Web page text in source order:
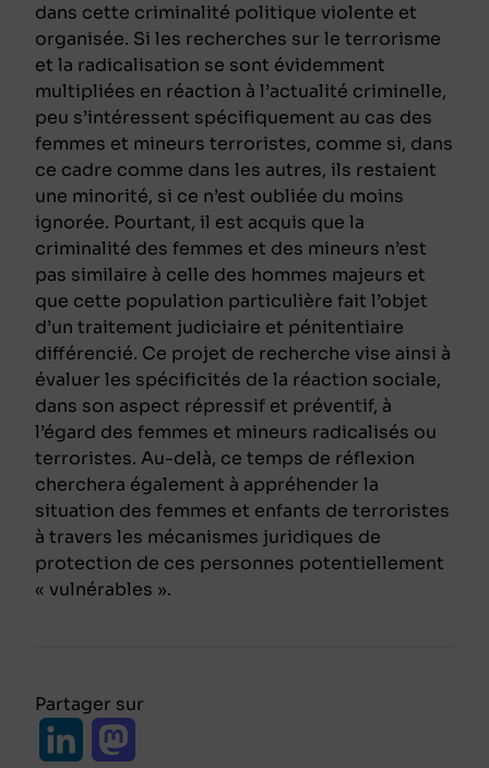
dans cette criminalité politique violente et
organisée. Si les recherches sur le terrorisme
et la radicalisation se sont évidemment
multipliées en réaction à l’actualité criminelle,
peu s’intéressent spécifiquement au cas des
femmes et mineurs terroristes, comme si, dans
ce cadre comme dans les autres, ils restaient
une minorité, si ce n’est oubliée du moins
ignorée. Pourtant, il est acquis que la
criminalité des femmes et des mineurs n’est
pas similaire à celle des hommes majeurs et
que cette population particulière fait l’objet
d’un traitement judiciaire et pénitentiaire
différencié. Ce projet de recherche vise ainsi à
évaluer les spécificités de la réaction sociale,
dans son aspect répressif et préventif, à
l’égard des femmes et mineurs radicalisés ou
terroristes. Au-delà, ce temps de réflexion
cherchera également à appréhender la
situation des femmes et enfants de terroristes
à travers les mécanismes juridiques de
protection de ces personnes potentiellement
« vulnérables ».
Partager sur